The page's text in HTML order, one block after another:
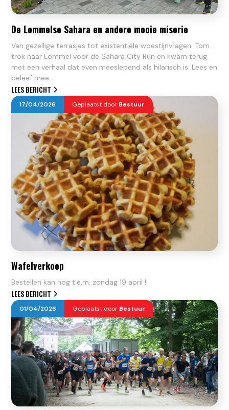
De Lommelse Sahara en andere mooie miserie
Van gezellige terrasjes tot existentiële woestijnvragen: Tom
trok naar Lommel voor de Sahara City Run en kwam terug
met een verhaal dat even meeslepend als hilarisch is. Lees en
beleef mee.
LEES BERICHT
17/04/2026 Geplaatst door Bestuur
Wafelverkoop
Bestellen kan nog t.e.m. zondag 19 april !
LEES BERICHT
01/04/2026 Geplaatst door Bestuur